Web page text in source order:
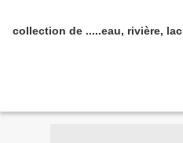
collection de .....eau, rivière, lac